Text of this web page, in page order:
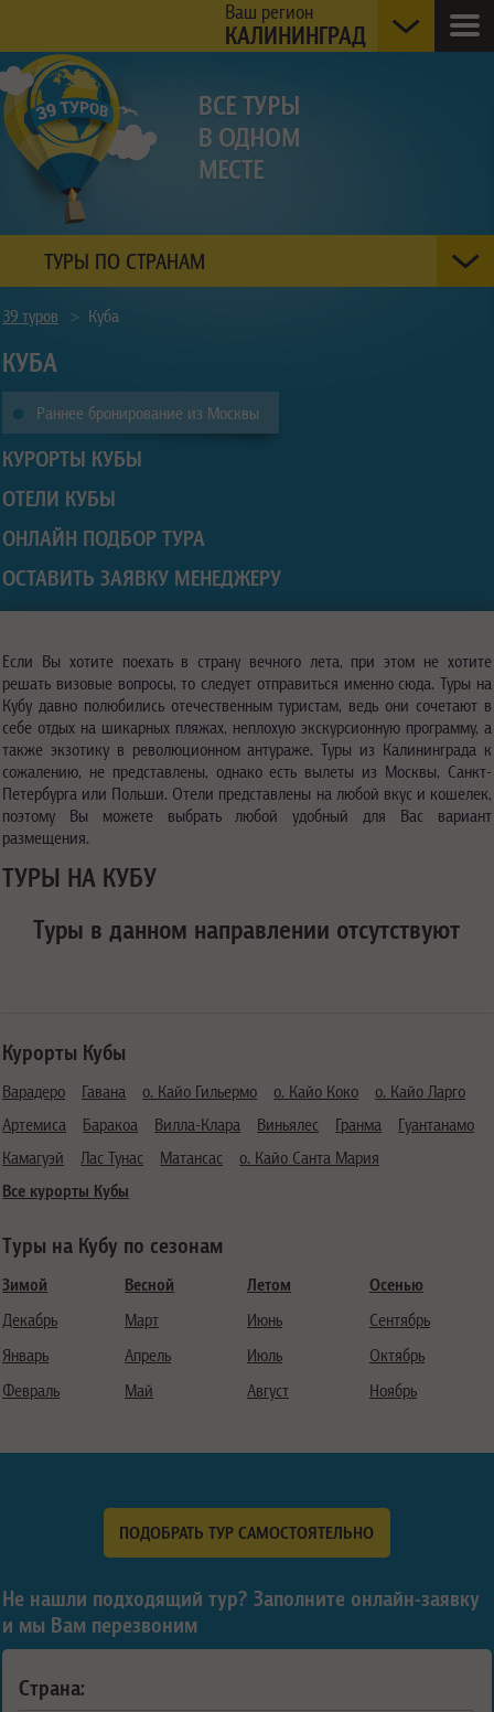
Ваш регион
КАЛИНИНГРАД
ТУРЫ ПО СТРАНАМ
39 туров > Куба
КУБА
Раннее бронирование из Москвы
КУРОРТЫ КУБЫ
ОТЕЛИ КУБЫ
ОНЛАЙН ПОДБОР ТУРА
ОСТАВИТЬ ЗАЯВКУ МЕНЕДЖЕРУ
Если Вы хотите поехать в страну вечного лета, при этом не хотите
решать визовые вопросы, то следует отправиться именно сюда. Туры на
Кубу давно полюбились отечественным туристам, ведь они сочетают в
себе отдых на шикарных пляжах, неплохую экскурсионную программу, а
также экзотику в революционном антураже. Туры из Калининграда к
сожалению, не представлены, однако есть вылеты из Москвы, Санкт-
Петербурга или Польши. Отели представлены на любой вкус и кошелек,
поэтому Вы можете выбрать любой удобный для Вас вариант
размещения.
ТУРЫ НА КУБУ
Туры в данном направлении отсутствуют
Курорты Кубы
Варадеро Гавана о. Кайо Гильермо о. Кайо Коко
о. Кайо Ларго
Артемиса
Баракоа Вилла-Клара Виньялес Гранма
Гуантанамо
Камагуэй
Лас Тунас Матансас
о. Кайо Санта Мария
Все курорты Кубы
Туры на Кубу по сезонам
Зимой
Декабрь
Январь
Февраль
Весной
Март
Апрель
Май
Летом
Июнь
Июль
Август
Осенью
Сентябрь
Октябрь
Ноябрь
ПОДОБРАТЬ ТУР САМОСТОЯТЕЛЬНО
Не нашли подходящий тур? Заполните онлайн-заявку
и мы Вам перезвоним
Страна: